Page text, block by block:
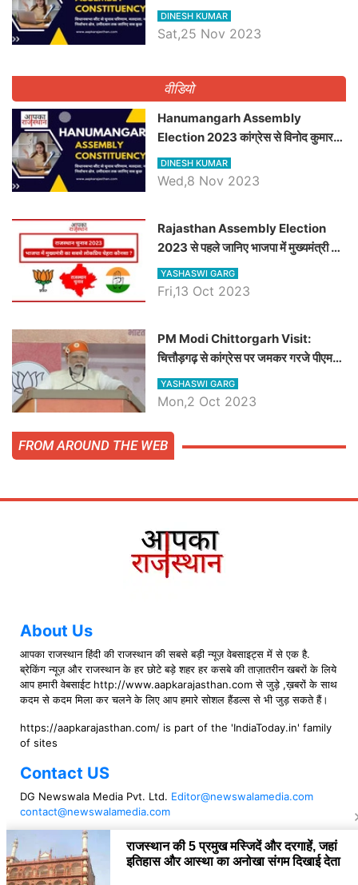
भाटी होंगे भाजपा उम्मीदवार, जानिये जैसलमेर
विधानसभा सीट के ताजा समीकरण
DINESH KUMAR
Sat,25 Nov 2023
वीडियो
Hanumangarh Assembly
Election 2023 कांग्रेस से विनोद कुमार
चौधरी तो अमित चौधरी होंगे भाजपा उम्मीदवार,
जानिये हनुमानगढ़ विधानसभा सीट के ताजा
DINESH KUMAR
Wed,8 Nov 2023
Rajasthan Assembly Election
2023 से पहले जानिए भाजपा में मुख्यमंत्री का
सबसे लोकप्रिय चेहरा कौनसा ?
YASHASWI GARG
Fri,13 Oct 2023
PM Modi Chittorgarh Visit:
चित्तौड़गढ़ से कांग्रेस पर जमकर गरजे पीएम
मोदी, जाने प्रधानमंत्री के भाषण की बड़ी
बातें, देखें वीडियो
YASHASWI GARG
Mon,2 Oct 2023
FROM AROUND THE WEB
About Us
आपका राजस्थान हिंदी की राजस्थान की सबसे बड़ी न्यूज़ वेबसाइट्स में से एक है.
ब्रेकिंग न्यूज़ और राजस्थान के हर छोटे बड़े शहर हर कसबे की ताज़ातरीन खबरों के लिये
आप हमारी वेबसाईट http://www.aapkarajasthan.com से जुड़े ,ख़बरों के साथ
कदम से कदम मिला कर चलने के लिए आप हमारे सोशल हैंडल्स से भी जुड़ सकते हैं।
https://aapkarajasthan.com/ is part of the 'IndiaToday.in' family
of sites
Contact US
DG Newswala Media Pvt. Ltd. Editor@newswalamedia.com
contact@newswalamedia.com
Follow US